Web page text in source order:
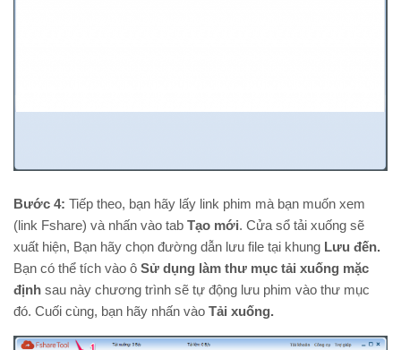
Bước 4: Tiếp theo, bạn hãy lấy link phim mà bạn muốn xem
(link Fshare) và nhấn vào tab Tạo mới. Cửa sổ tải xuống sẽ
xuất hiện, Bạn hãy chọn đường dẫn lưu file tại khung Lưu đến.
Bạn có thể tích vào ô Sử dụng làm thư mục tải xuống mặc
định sau này chương trình sẽ tự động lưu phim vào thư mục
đó. Cuối cùng, bạn hãy nhấn vào Tải xuống.